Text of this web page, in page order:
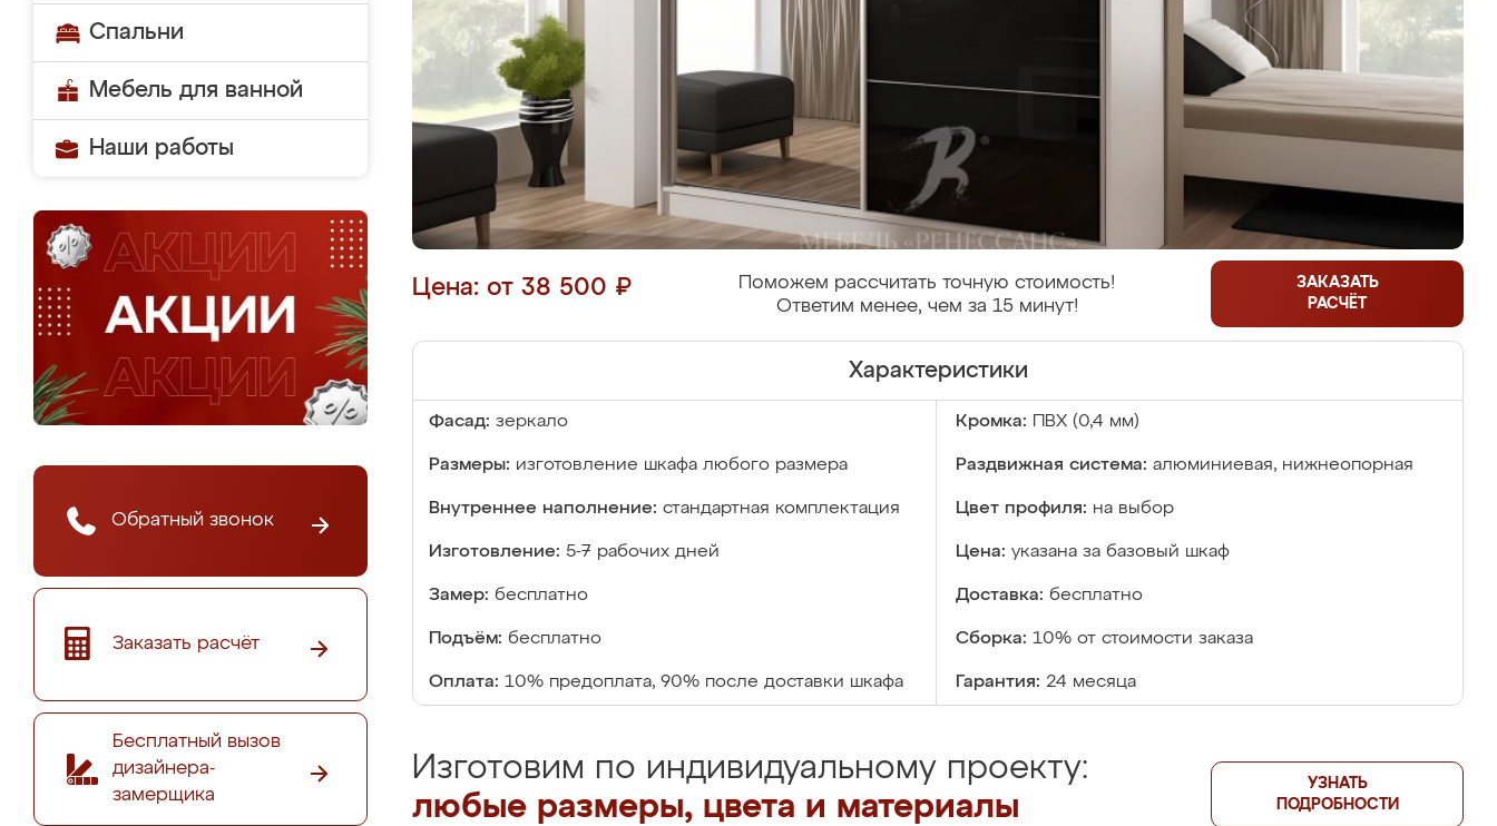
Спальни
Мебель для ванной
Наши работы
Обратный звонок
Заказать расчёт
Бесплатный вызов
дизайнера-
замерщика
Цена: от 38 500 ₽
Поможем рассчитать точную стоимость!
Ответим менее, чем за 15 минут!
ЗАКАЗАТЬ
РАСЧЁТ
Характеристики
Фасад: зеркало Кромка: ПВХ (0,4 мм)
Размеры: изготовление шкафа любого размера Раздвижная система: алюминиевая, нижнеопорная
Внутреннее наполнение: стандартная комплектация Цвет профиля: на выбор
Изготовление: 5-7 рабочих дней Цена: указана за базовый шкаф
Замер: бесплатно Доставка: бесплатно
Подъём: бесплатно Сборка: 10% от стоимости заказа
Оплата: 10% предоплата, 90% после доставки шкафа Гарантия: 24 месяца
Изготовим по индивидуальному проекту:
любые размеры, цвета и материалы
УЗНАТЬ
ПОДРОБНОСТИ